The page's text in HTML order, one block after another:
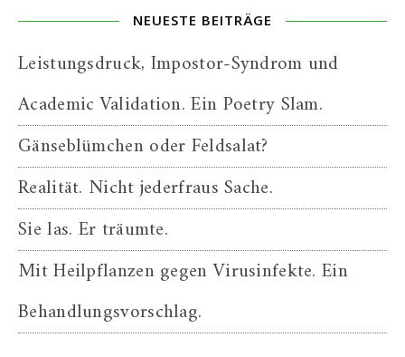
NEUESTE BEITRÄGE
Leistungsdruck, Impostor-Syndrom und
Academic Validation. Ein Poetry Slam.
Gänseblümchen oder Feldsalat?
Realität. Nicht jederfraus Sache.
Sie las. Er träumte.
Mit Heilpflanzen gegen Virusinfekte. Ein
Behandlungsvorschlag.